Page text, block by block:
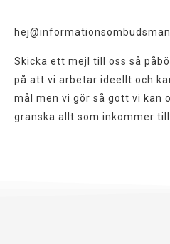
Skicka ett mejl till oss så
på att vi arbetar ideellt och
mål men vi gör så gott vi kan
granska allt som inkommer till